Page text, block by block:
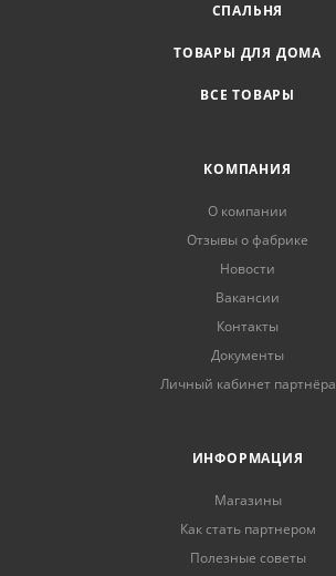
СПАЛЬНЯ
ТОВАРЫ ДЛЯ ДОМА
ВСЕ ТОВАРЫ
КОМПАНИЯ
О компании
Отзывы о фабрике
Новости
Вакансии
Контакты
Документы
Личный кабинет партнёра
ИНФОРМАЦИЯ
Магазины
Как стать партнером
Полезные советы